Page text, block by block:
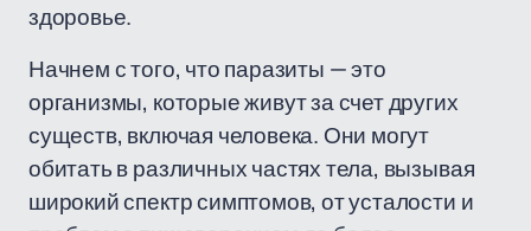
здоровье.
Начнем с того, что паразиты — это
организмы, которые живут за счет других
существ, включая человека. Они могут
обитать в различных частях тела, вызывая
широкий спектр симптомов, от усталости и